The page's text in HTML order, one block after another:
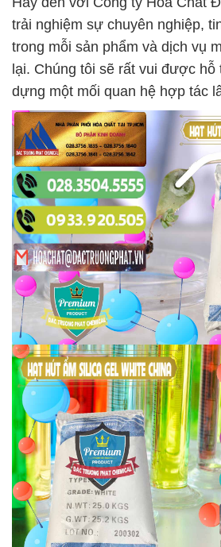
trải nghiệm sự chuyên nghiệp,
trong mỗi sản phẩm và dịch vụ
lại. Chúng tôi sẽ rất vui được
dựng một mối quan hệ hợp tác